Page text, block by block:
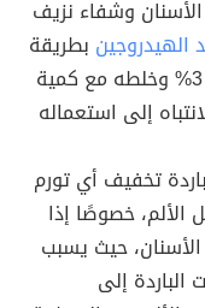
وشفاء نزيف
الهيدروجين بطريقة
صحيحة، حيث يجدر استخدامه بتركيز 3% وخلطه مع كمية
إلى استعماله
تخفيف أي تورم
الألم، خصوصًا إذا
حيث يسبب
إلى